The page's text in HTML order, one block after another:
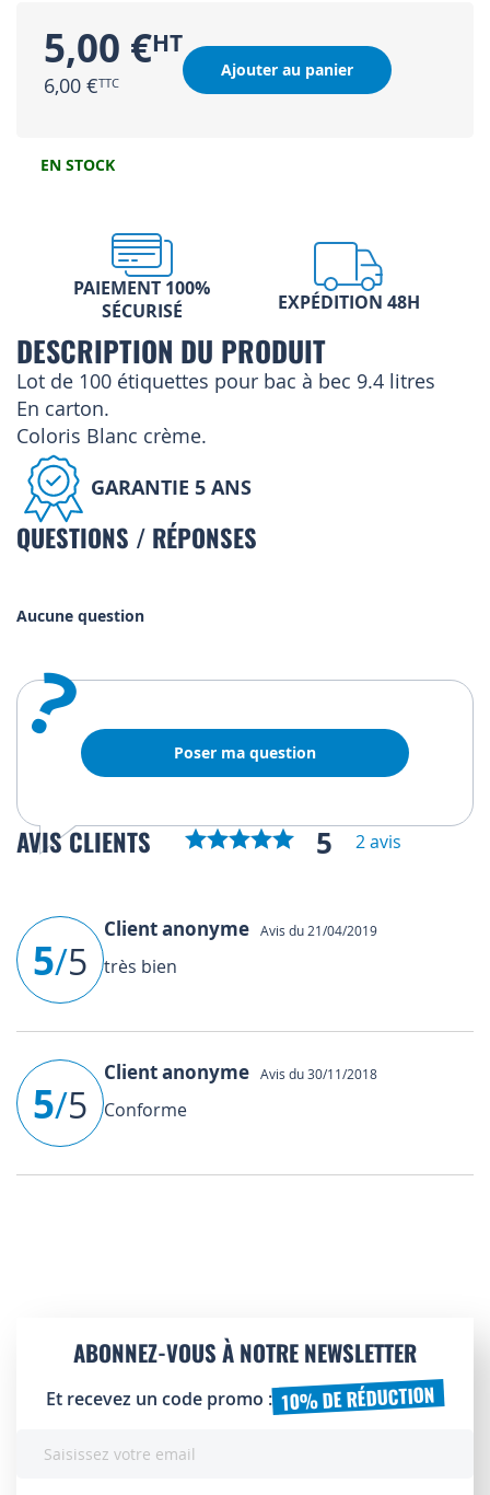
5,00 €
6,00 €
Ajouter au panier
EN STOCK
PAIEMENT 100%
SÉCURISÉ
EXPÉDITION 48H
DESCRIPTION DU PRODUIT
Lot de 100 étiquettes pour bac à bec 9.4 litres
En carton.
Coloris Blanc crème.
GARANTIE 5 ANS
QUESTIONS / RÉPONSES
Aucune question
? Poser ma question
AVIS CLIENTS 5 2 avis
5/5
Client anonyme Avis du 21/04/2019
très bien
5/5
Client anonyme Avis du 30/11/2018
Conforme
ABONNEZ-VOUS À NOTRE NEWSLETTER
Et recevez un code promo : 10% DE RÉDUCTION